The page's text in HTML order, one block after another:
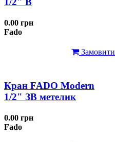
0.00 грн
Fado
Замовити
Кран FADO Modern
1/2" ЗВ метелик
0.00 грн
Fado